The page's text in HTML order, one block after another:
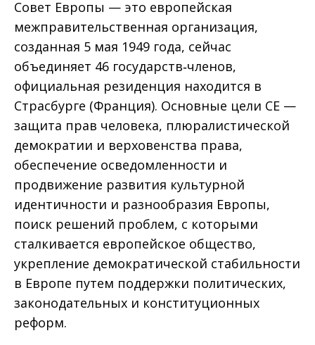
Совет Европы — это европейская
межправительственная организация,
созданная 5 мая 1949 года, сейчас
объединяет 46 государств‑членов,
официальная резиденция находится в
Страсбурге (Франция). Основные цели СЕ —
защита прав человека, плюралистической
демократии и верховенства права,
обеспечение осведомленности и
продвижение развития культурной
идентичности и разнообразия Европы,
поиск решений проблем, с которыми
сталкивается европейское общество,
укрепление демократической стабильности
в Европе путем поддержки политических,
законодательных и конституционных
реформ.